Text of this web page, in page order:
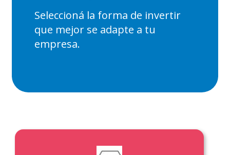
Seleccioná la forma de invertir
que mejor se adapte a tu
empresa.